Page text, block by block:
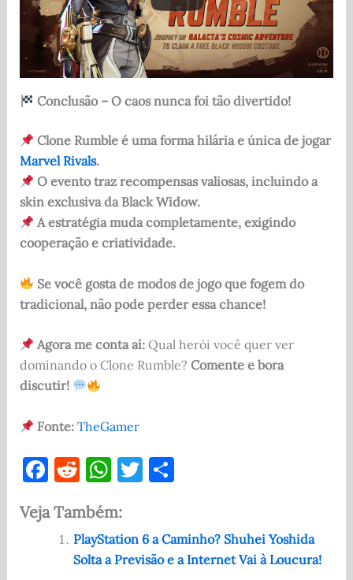
Conclusão – O caos nunca foi tão divertido!
Clone Rumble é uma forma hilária e única de jogar
Marvel Rivals.
O evento traz recompensas valiosas, incluindo a
skin exclusiva da Black Widow.
A estratégia muda completamente, exigindo
cooperação e criatividade.
Se você gosta de modos de jogo que fogem do
tradicional, não pode perder essa chance!
Agora me conta aí:Qual herói você quer ver
dominando o Clone Rumble? Comente e bora
discutir!
Fonte: TheGamer
F
c
e
R
d
di
t
W
at
s
A
T
te
r
S
e
Veja Também:
PlayStation 6 a Caminho? Shuhei Yoshida
Solta a Previsão e a Internet Vai à Loucura!